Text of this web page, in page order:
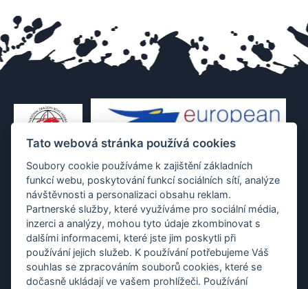
Tato webová stránka používá cookies
Soubory cookie používáme k zajištění základních
funkcí webu, poskytování funkcí sociálních sítí, analýze
návštěvnosti a personalizaci obsahu reklam.
Partnerské služby, které využíváme pro sociální média,
inzerci a analýzy, mohou tyto údaje zkombinovat s
dalšími informacemi, které jste jim poskytli při
používání jejich služeb. K používání potřebujeme Váš
souhlas se zpracováním souborů cookies, které se
dočasně ukládají ve vašem prohlížeči. Používání